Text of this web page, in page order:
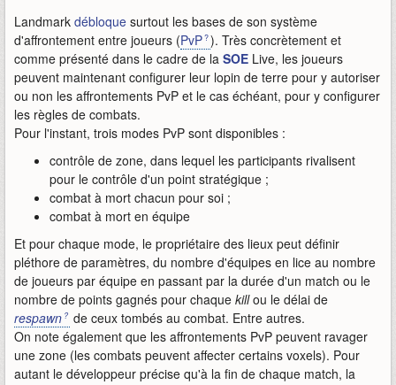
Landmark débloque surtout les bases de son système
d'affrontement entre joueurs (PvP ). Très concrètement et
comme présenté dans le cadre de la SOE Live, les joueurs
peuvent maintenant configurer leur lopin de terre pour y autoriser
ou non les affrontements PvP et le cas échéant, pour y configurer
les règles de combats.
Pour l'instant, trois modes PvP sont disponibles :
contrôle de zone, dans lequel les participants rivalisent
pour le contrôle d'un point stratégique ;
combat à mort chacun pour soi ;
combat à mort en équipe
Et pour chaque mode, le propriétaire des lieux peut définir
pléthore de paramètres, du nombre d'équipes en lice au nombre
de joueurs par équipe en passant par la durée d'un match ou le
nombre de points gagnés pour chaque killou le délai de
respawn
de ceux tombés au combat. Entre autres.
On note également que les affrontements PvP peuvent ravager
une zone (les combats peuvent affecter certains voxels). Pour
autant le développeur précise qu'à la fin de chaque match, la